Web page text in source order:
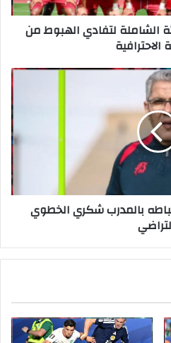
الشاملة لتفادي الهبوط من
الاحترافية
بالمدرب شكري الخطوي